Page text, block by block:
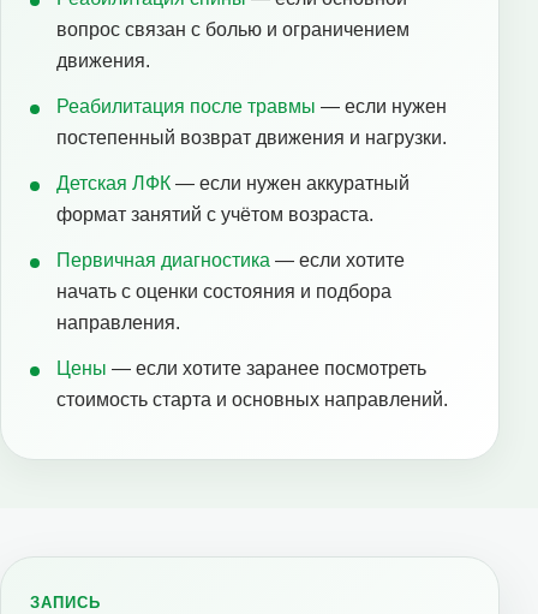
вопрос связан с болью и ограничением
движения.
Реабилитация после травмы — если нужен
постепенный возврат движения и нагрузки.
Детская ЛФК — если нужен аккуратный
формат занятий с учётом возраста.
Первичная диагностика — если хотите
начать с оценки состояния и подбора
направления.
Цены — если хотите заранее посмотреть
стоимость старта и основных направлений.
ЗАПИСЬ